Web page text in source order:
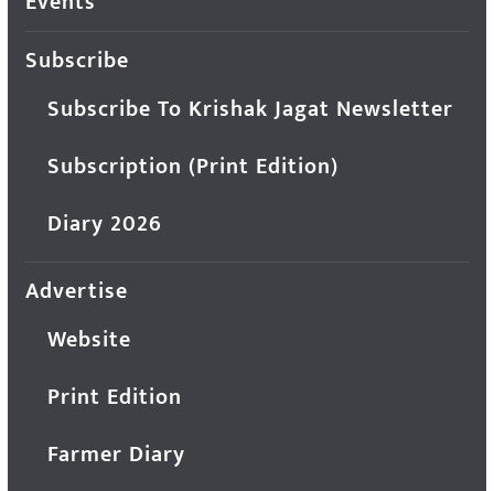
Subscribe
Subscribe To Krishak Jagat Newsletter
Subscription (Print Edition)
Diary 2026
Advertise
Website
Print Edition
Farmer Diary